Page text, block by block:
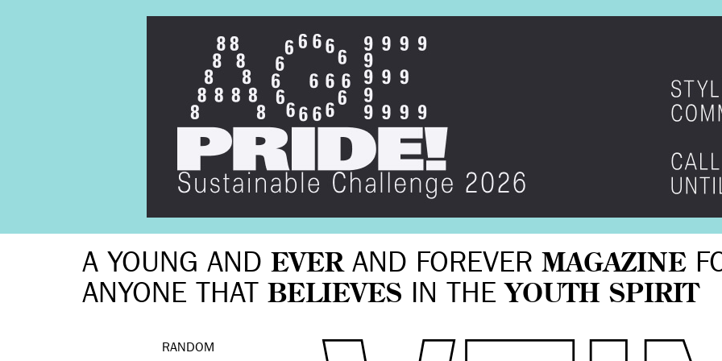
A YOUNG AND EVERAND FOREVER MAGAZINE
ANYONE THAT BELIEVES IN THE YOUTH SPIRIT
RANDOM